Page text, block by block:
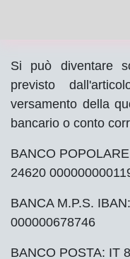
Si può diventare
previsto
versamento della
bancario o conto
BANCO POPOLARE
24620
BANCA M.P.S.
000000678746
BANCO POSTA: IT